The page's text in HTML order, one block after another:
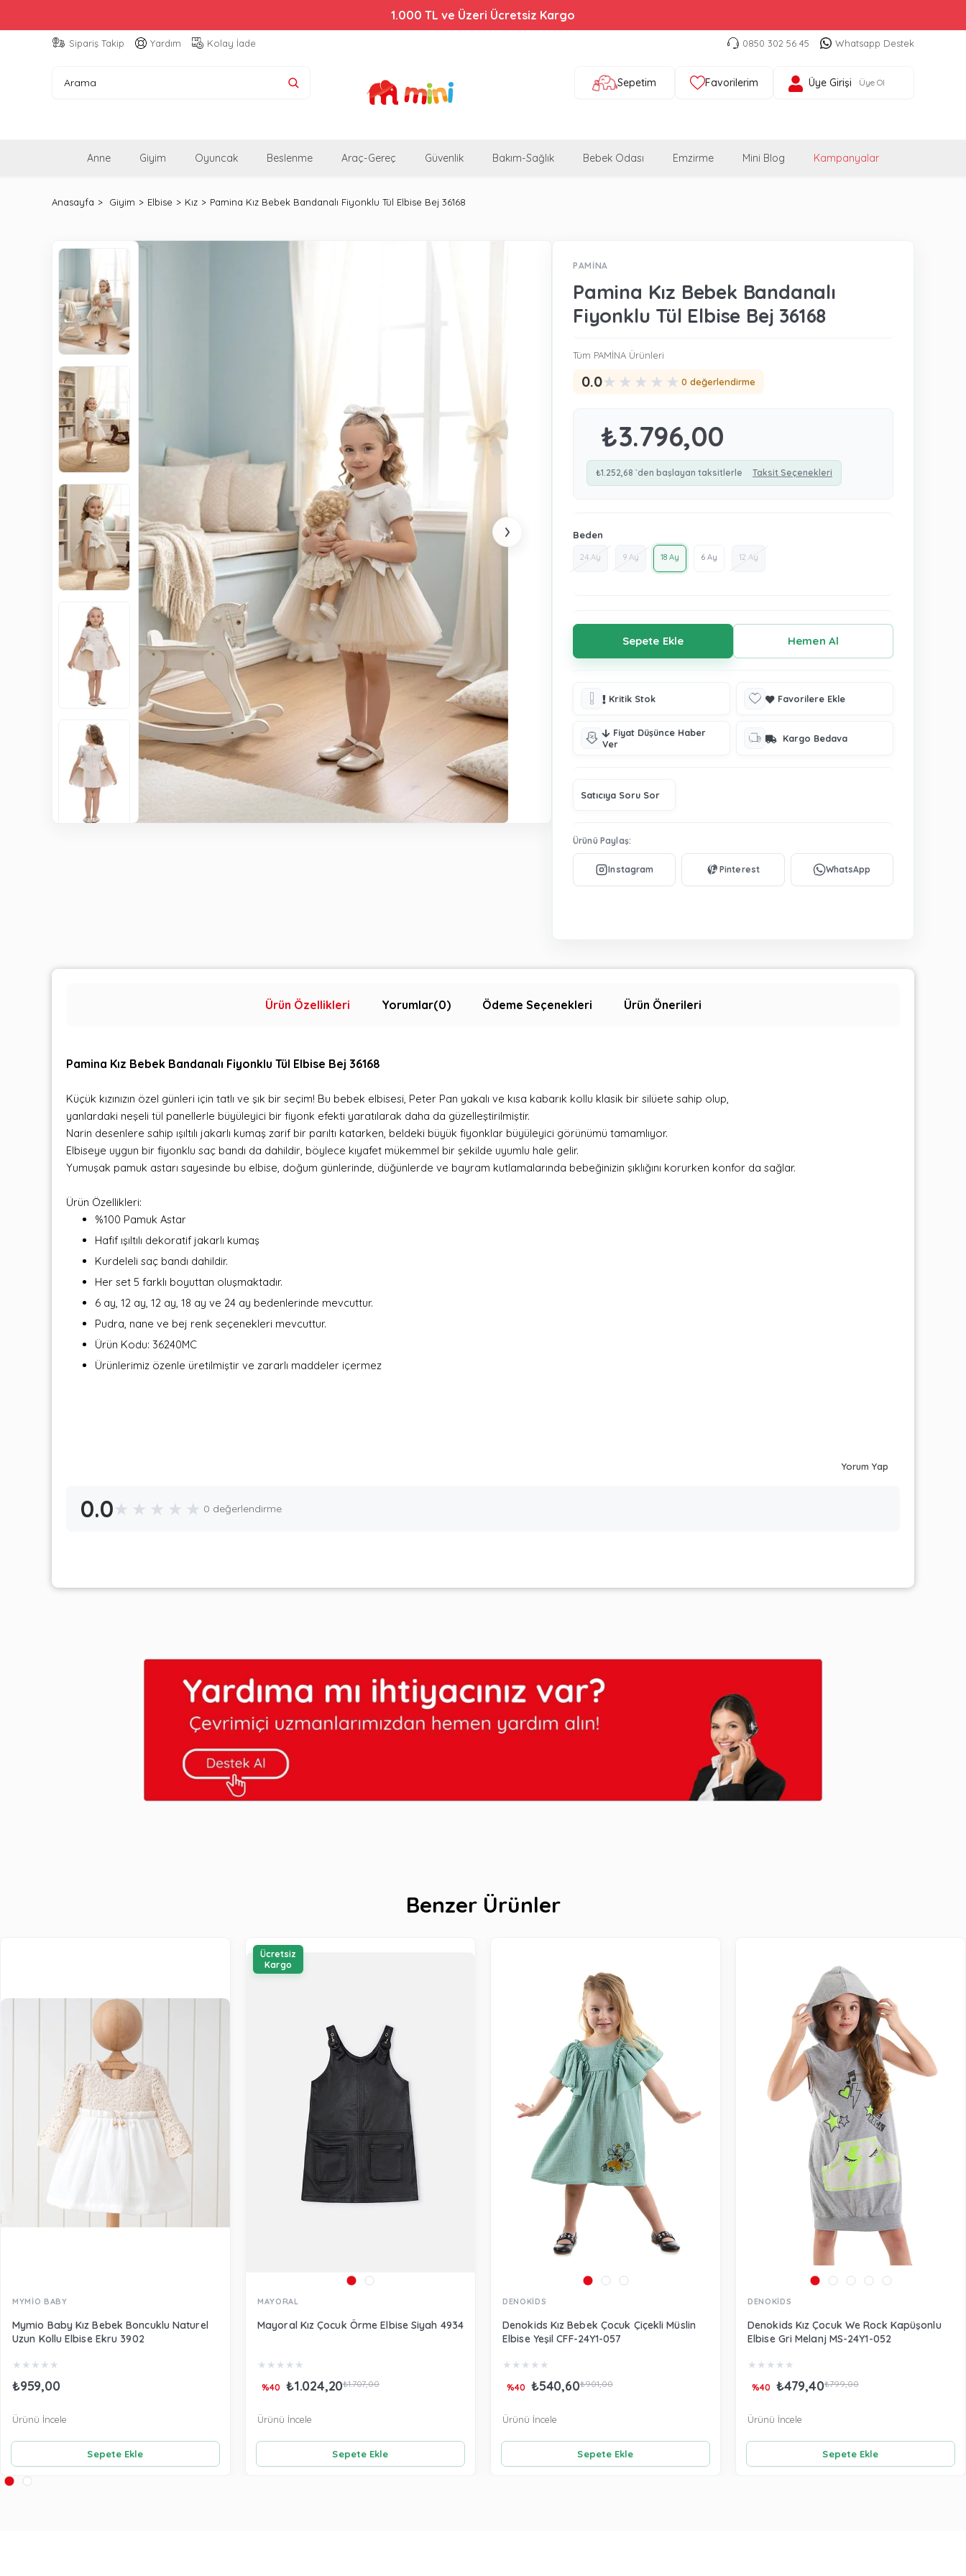
1.000 TL ve Üzeri Ücretsiz Kargo
Sipariş Takip Yardım Kolay İade 0850 302 56 45 Whatsapp Destek
Sepetim Favorilerim Üye Girişi Üye Ol
Anne Giyim Oyuncak Beslenme Araç-Gereç Güvenlik Bakım-Sağlık Bebek Odası Emzirme Mini Blog Kampanyalar
Anasayfa Giyim Elbise Kız Pamina Kız Bebek Bandanalı Fiyonklu Tül Elbise Bej 36168
›
PAMİNA
Pamina Kız Bebek Bandanalı
Fiyonklu Tül Elbise Bej 36168
Tüm PAMİNA Ürünleri
0.0★ ★ ★ ★ ★ 0 değerlendirme
₺3.796,00
₺1.252,68 `den başlayan taksitlerle Taksit Seçenekleri
Beden
24 Ay 9 Ay 18 Ay 6 Ay 12 Ay
Kritik Stok Favorilere Ekle
Fiyat Düşünce Haber
Ver
Kargo Bedava
Satıcıya Soru Sor
Ürünü Paylaş:
Ürün Özellikleri Yorumlar(0) Ödeme Seçenekleri Ürün Önerileri
Pamina Kız Bebek Bandanalı Fiyonklu Tül Elbise Bej 36168
Küçük kızınızın özel günleri için tatlı ve şık bir seçim! Bu bebek elbisesi, Peter Pan yakalı ve kısa kabarık kollu klasik bir silüete sahip olup,
yanlardaki neşeli tül panellerle büyüleyici bir fiyonk efekti yaratılarak daha da güzelleştirilmiştir.
Narin desenlere sahip ışıltılı jakarlı kumaş zarif bir parıltı katarken, beldeki büyük fiyonklar büyüleyici görünümü tamamlıyor.
Elbiseye uygun bir fiyonklu saç bandı da dahildir, böylece kıyafet mükemmel bir şekilde uyumlu hale gelir.
Yumuşak pamuk astarı sayesinde bu elbise, doğum günlerinde, düğünlerde ve bayram kutlamalarında bebeğinizin şıklığını korurken konfor da sağlar.
Ürün Özellikleri:
%100 Pamuk Astar
Hafif ışıltılı dekoratif jakarlı kumaş
Kurdeleli saç bandı dahildir.
Her set 5 farklı boyuttan oluşmaktadır.
6 ay, 12 ay, 12 ay, 18 ay ve 24 ay bedenlerinde mevcuttur.
Pudra, nane ve bej renk seçenekleri mevcuttur.
Ürün Kodu: 36240MC
Ürünlerimiz özenle üretilmiştir ve zararlı maddeler içermez
Yorum Yap
0.0★ ★ ★ ★ ★ 0 değerlendirme
Benzer Ürünler
MYMİO BABY
Mymio Baby Kız Bebek Boncuklu Naturel
Uzun Kollu Elbise Ekru 3902
★ ★ ★ ★ ★
₺959,00
Sepete Ekle
Ürünü İncele
MAYORAL
Mayoral Kız Çocuk Örme Elbise Siyah 4934
★ ★ ★ ★ ★
₺1.024,20₺1.707,00
%40
Sepete Ekle
Ürünü İncele
Ücretsiz
Kargo
DENOKİDS
Denokids Kız Bebek Çocuk Çiçekli Müslin
Elbise Yeşil CFF-24Y1-057
★ ★ ★ ★ ★
₺540,60₺901,00
%40
Sepete Ekle
Ürünü İncele
DENOKİDS
Denokids Kız Çocuk We Rock Kapüşonlu
Elbise Gri Melanj MS-24Y1-052
★ ★ ★ ★ ★
₺479,40₺799,00
%40
Sepete Ekle
Ürünü İncele